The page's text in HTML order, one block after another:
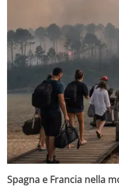
Spagna e Francia nella